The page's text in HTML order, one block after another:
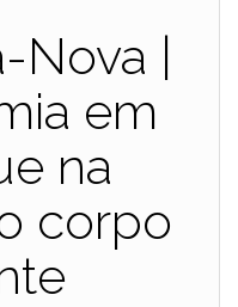
|
em
na
corpo